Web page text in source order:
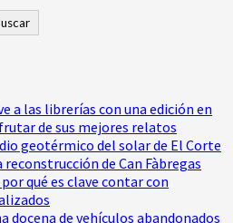
a las librerías con una edición en
de sus mejores relatos
geotérmico del solar de El Corte
de Can Fàbregas
qué es clave contar con
docena de vehículos abandonados